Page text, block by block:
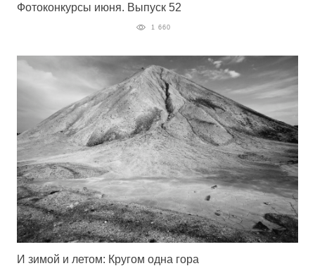
Фотоконкурсы июня. Выпуск 52
1 660
И зимой и летом: Кругом одна гора